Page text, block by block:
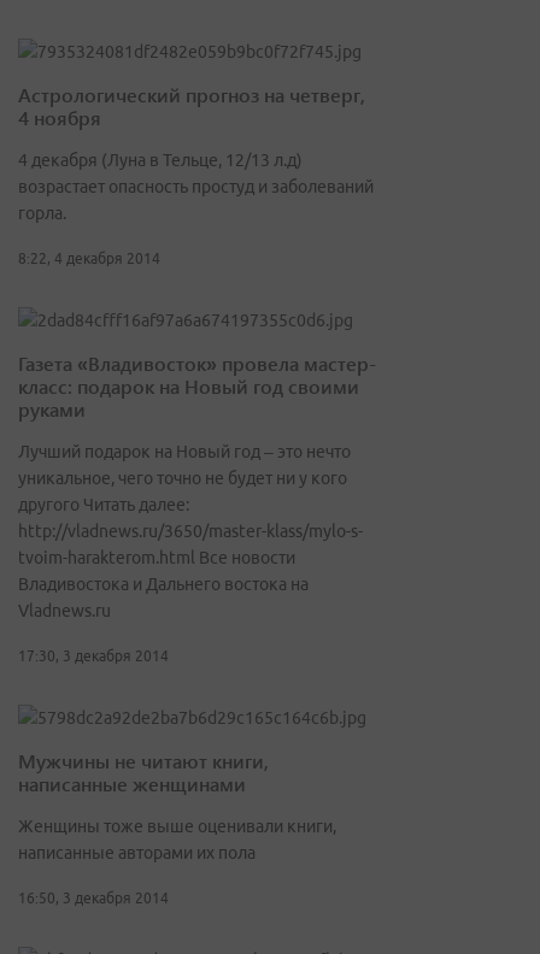
Астрологический прогноз на четверг,
4 ноября
4 декабря (Луна в Тельце, 12/13 л.д)
возрастает опасность простуд и заболеваний
горла.
8:22, 4 декабря 2014
Газета «Владивосток» провела мастер-
класс: подарок на Новый год своими
руками
Лучший подарок на Новый год – это нечто
уникальное, чего точно не будет ни у кого
другого Читать далее:
http://vladnews.ru/3650/master-klass/mylo-s-
tvoim-harakterom.html Все новости
Владивостока и Дальнего востока на
Vladnews.ru
17:30, 3 декабря 2014
Мужчины не читают книги,
написанные женщинами
Женщины тоже выше оценивали книги,
написанные авторами их пола
16:50, 3 декабря 2014